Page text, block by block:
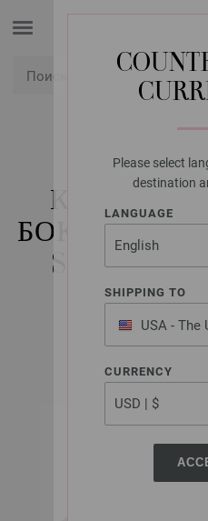
Please select
destination
LANGUAGE
SHIPPING TO
USA - The
of America
CURRENCY
LANA
КРУГЛЫЕ
БОКОВОЕ
РАЗМЕР